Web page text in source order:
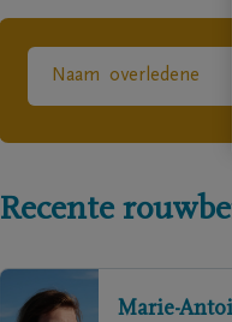
Recente
Marie-